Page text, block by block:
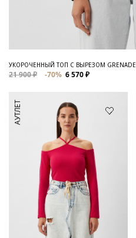
УКОРОЧЕННЫЙ ТОП С ВЫРЕЗОМ GRENADE
21 900 ₽ -70% 6 570 ₽
АУТЛЕТ